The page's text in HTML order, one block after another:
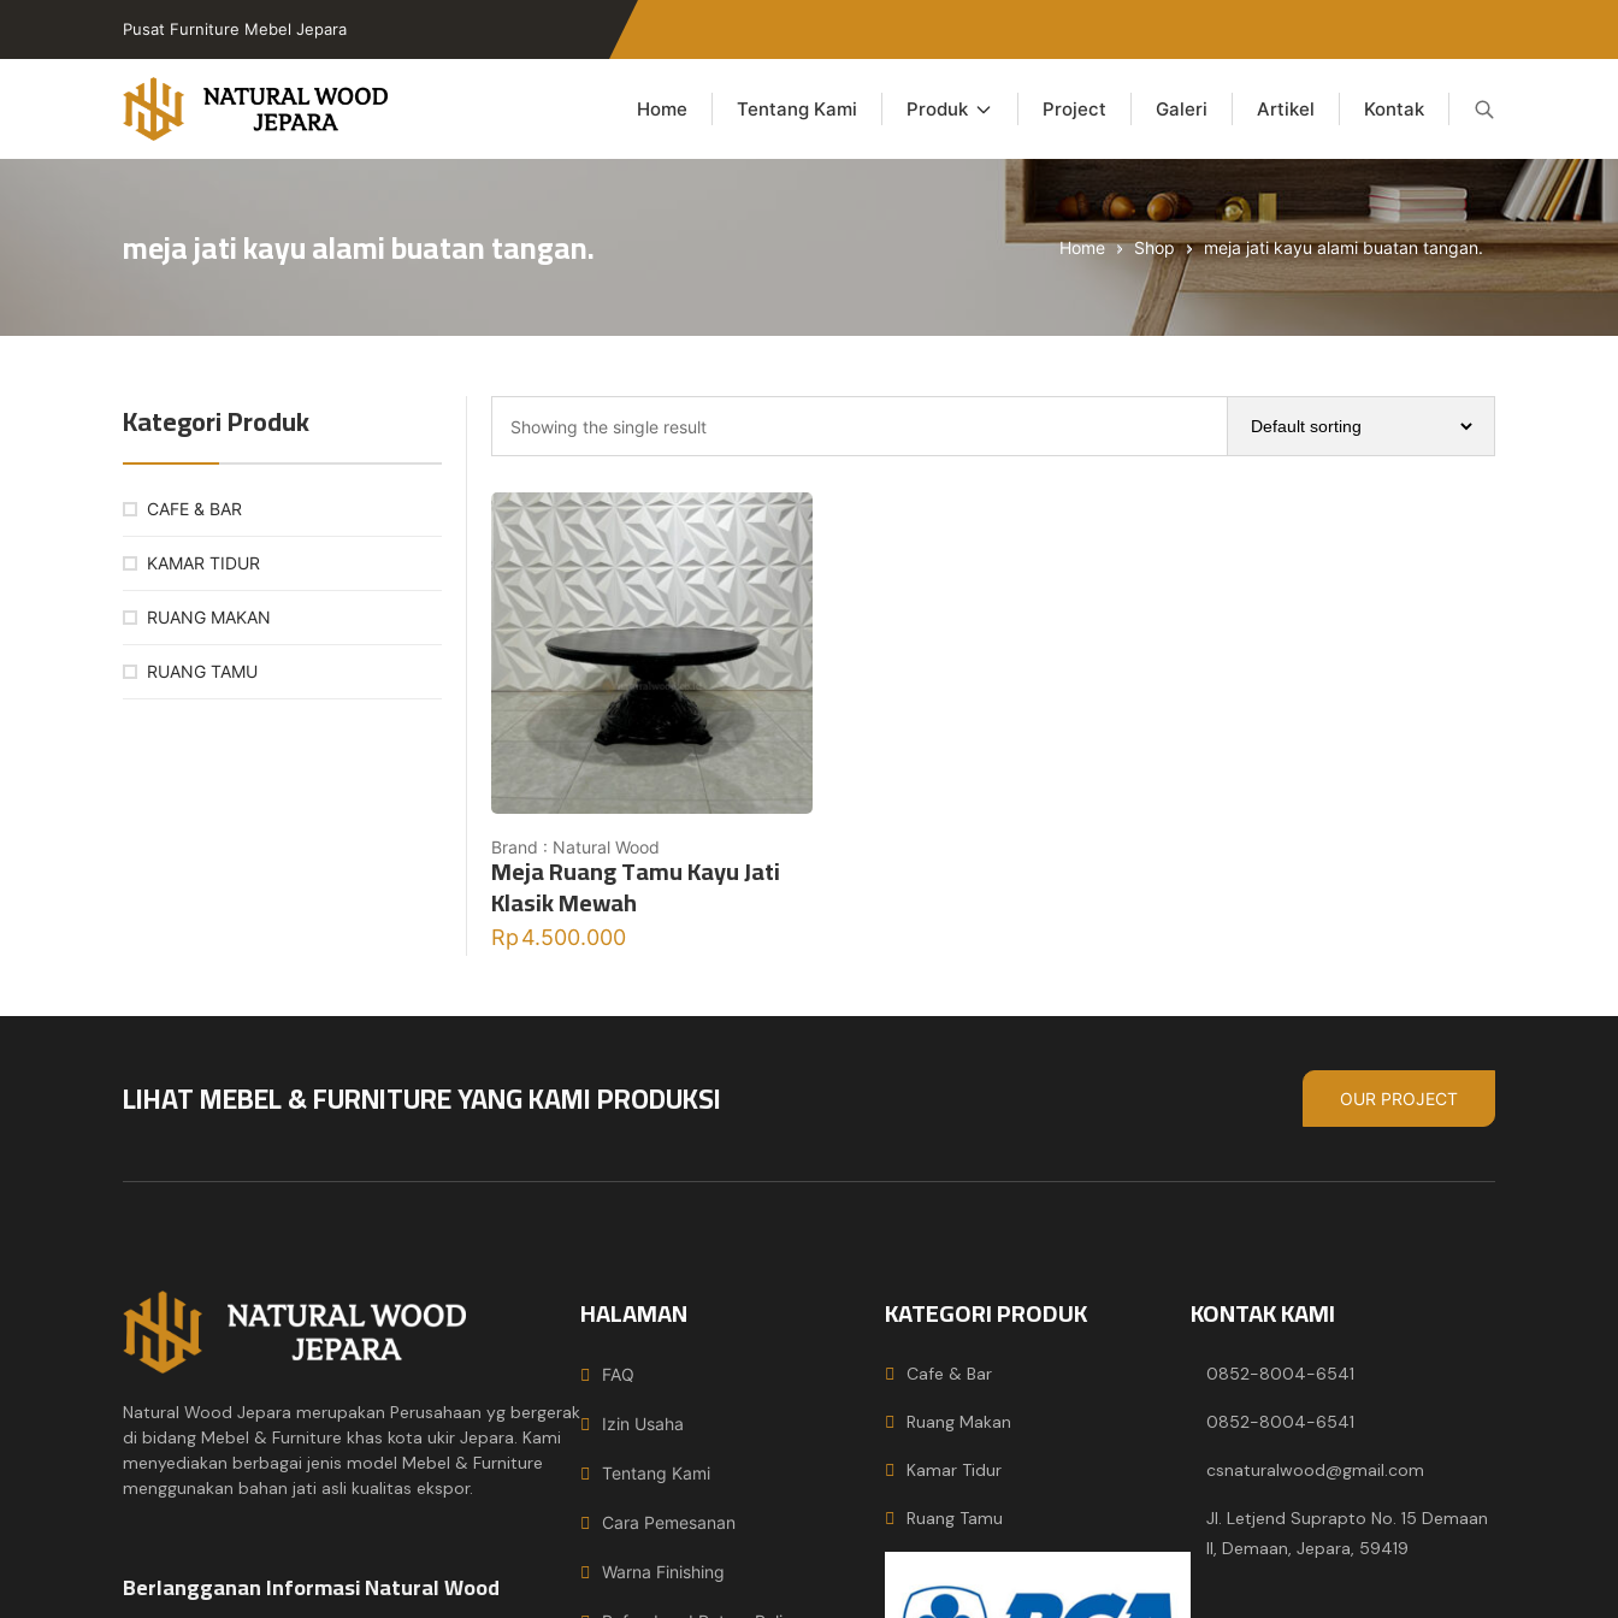
Pusat Furniture Mebel Jepara
Toko
Jepara
PT
Jepara
Home Tentang Kami Produk Project Galeri Artikel Kontak
meja jati kayu alami buatan tangan. Home Shop meja jati kayu alami buatan tangan.
Kategori Produk
CAFE & BAR
KAMAR TIDUR
RUANG MAKAN
RUANG TAMU
Showing the single result
Brand : Natural Wood
Meja Ruang Tamu Kayu Jati
Klasik Mewah
Rp4.500.000
LIHAT MEBEL & FURNITURE YANG KAMI PRODUKSI OUR PROJECT
Natural Wood Jepara merupakan Perusahaan yg bergerak
di bidang Mebel & Furniture khas kota ukir Jepara. Kami
menyediakan berbagai jenis model Mebel & Furniture
menggunakan bahan jati asli kualitas ekspor.
Berlangganan Informasi Natural Wood
HALAMAN
FAQ
Izin Usaha
Tentang Kami
Cara Pemesanan
Warna Finishing
KATEGORI PRODUK
Cafe & Bar
Ruang Makan
Kamar Tidur
Ruang Tamu
KONTAK KAMI
0852-8004-6541
0852-8004-6541
csnaturalwood@gmail.com
Jl. Letjend Suprapto No. 15 Demaan
II, Demaan, Jepara, 59419